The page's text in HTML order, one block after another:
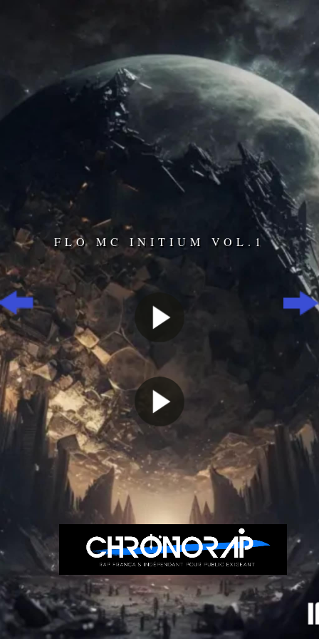
FLO MC INITIUM VOL.1